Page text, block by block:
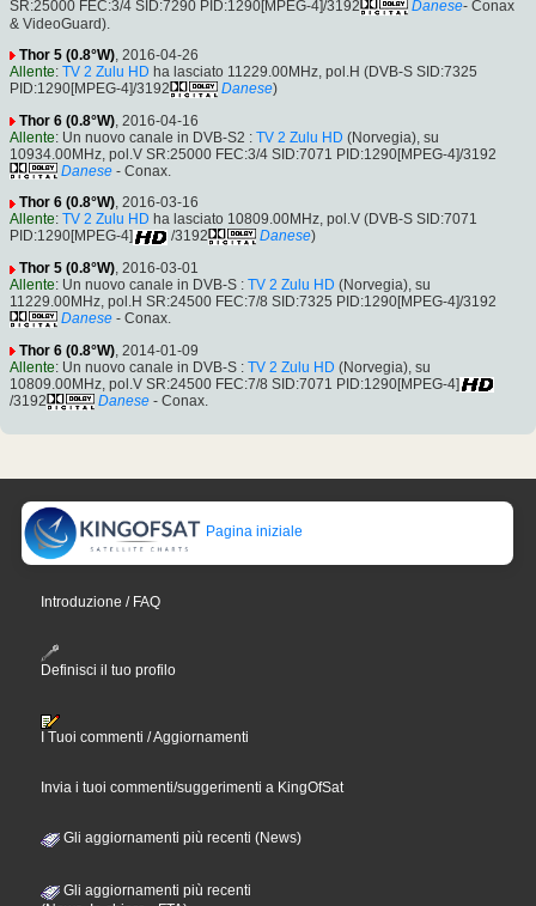
SR:25000 FEC:3/4 SID:7290 PID:1290[MPEG-4]/3192
Danese- Conax
& VideoGuard).
Thor 5 (0.8°W) , 2016-04-26
Allente: TV 2 Zulu HD ha lasciato 11229.00MHz, pol.H (DVB-S SID:7325
PID:1290[MPEG-4]/3192
Danese)
Thor 6 (0.8°W) , 2016-04-16
Allente: Un nuovo canale in DVB-S2 : TV 2 Zulu HD (Norvegia), su
10934.00MHz, pol.V SR:25000 FEC:3/4 SID:7071 PID:1290[MPEG-4]/3192
Danese - Conax.
Thor 6 (0.8°W), 2016-03-16
Allente: TV 2 Zulu HD ha lasciato 10809.00MHz, pol.V (DVB-S SID:7071
PID:1290[MPEG-4]
/3192 Danese)
Thor 5 (0.8°W), 2016-03-01
Allente: Un nuovo canale in DVB-S : TV 2 Zulu HD (Norvegia), su
11229.00MHz, pol.H SR:24500 FEC:7/8 SID:7325 PID:1290[MPEG-4]/3192
Danese - Conax.
Thor 6 (0.8°W), 2014-01-09
Allente: Un nuovo canale in DVB-S : TV 2 Zulu HD (Norvegia), su
10809.00MHz, pol.V SR:24500 FEC:7/8 SID:7071 PID:1290[MPEG-4]
/3192
Danese - Conax.
Pagina iniziale
Introduzione / FAQ
Definisci il tuo profilo
I Tuoi commenti / Aggiornamenti
Invia i tuoi commenti/suggerimenti a KingOfSat
Gli aggiornamenti più recenti (News)
Gli aggiornamenti più recenti